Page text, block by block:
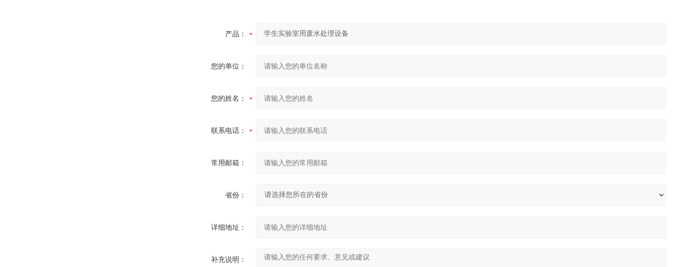
产品：
您的单位：
您的姓名：
联系电话：
常用邮箱：
省份：
详细地址：
补充说明：